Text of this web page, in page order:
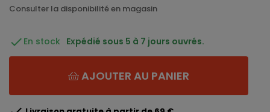
Consulter la disponibilité en magasin
 En stock Expédié sous 5 à 7 jours ouvrés.
AJOUTER AU PANIER